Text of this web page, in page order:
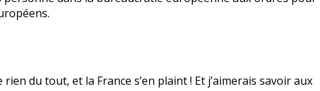
du tout, et la France s’en plaint ! Et j’aimerais savoir aux